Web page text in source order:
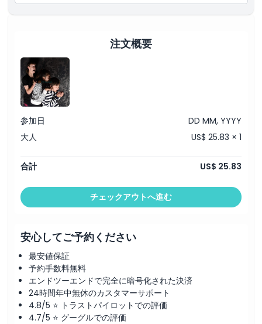
キャンセルポリシー
注文概要
参加日
DD MM, YYYY
大人
US$ 25.83 × 1
合計 US$ 25.83
チェックアウトへ進む
安心してご予約ください
最安値保証
予約手数料無料
エンドツーエンドで完全に暗号化された決済
24時間年中無休のカスタマーサポート
4.8/5 ⭐ トラストパイロットでの評価
4.7/5 ⭐ グーグルでの評価